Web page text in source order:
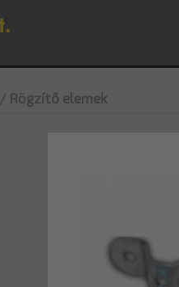
/ Rögzítő elemek